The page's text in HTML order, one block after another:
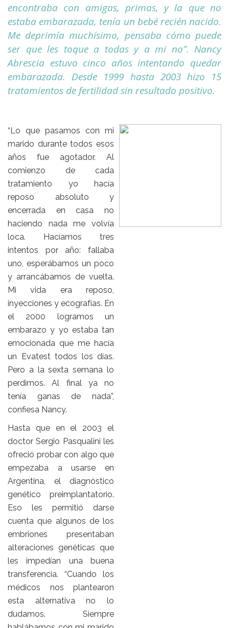
encontraba con amigas, primas, y la que no
estaba embarazada, tenía un bebé recién nacido.
Me deprimía muchísimo, pensaba cómo puede
ser que les toque a todas y a mi no”. Nancy
Abrescia estuvo cinco años intentando quedar
embarazada. Desde 1999 hasta 2003 hizo 15
tratamientos de fertilidad sin resultado positivo.
“Lo que pasamos con mi
marido durante todos esos
años fue agotador. Al
comienzo de cada
tratamiento yo hacía
reposo absoluto y
encerrada en casa no
haciendo nada me volvía
loca. Hacíamos tres
intentos por año: fallaba
uno, esperábamos un poco
y arrancábamos de vuelta.
Mi vida era reposo,
inyecciones y ecografías. En
el 2000 logramos un
embarazo y yo estaba tan
emocionada que me hacía
un Evatest todos los días.
Pero a la sexta semana lo
perdimos. Al final ya no
tenía ganas de nada”,
confiesa Nancy.
Hasta que en el 2003 el
doctor Sergio Pasqualini les
ofreció probar con algo que
empezaba a usarse en
Argentina, el diagnóstico
genético preimplantatorio.
Eso les permitió darse
cuenta que algunos de los
embriones presentaban
alteraciones genéticas que
les impedían una buena
transferencia. “Cuando los
médicos nos plantearon
esta alternativa no lo
dudamos. Siempre